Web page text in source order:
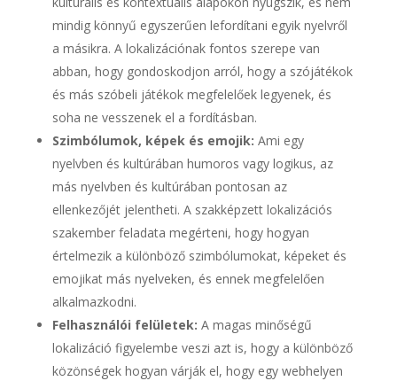
mindig könnyű egyszerűen lefordítani egyik nyelvről
a másikra. A lokalizációnak fontos szerepe van
abban, hogy gondoskodjon arról, hogy a szójátékok
és más szóbeli játékok megfelelőek legyenek, és
soha ne vesszenek el a fordításban.
Szimbólumok, képek és emojik: Ami egy
nyelvben és kultúrában humoros vagy logikus, az
más nyelvben és kultúrában pontosan az
ellenkezőjét jelentheti. A szakképzett lokalizációs
szakember feladata megérteni, hogy hogyan
értelmezik a különböző szimbólumokat, képeket és
emojikat más nyelveken, és ennek megfelelően
alkalmazkodni.
Felhasználói felületek: A magas minőségű
lokalizáció figyelembe veszi azt is, hogy a különböző
közönségek hogyan várják el, hogy egy webhelyen